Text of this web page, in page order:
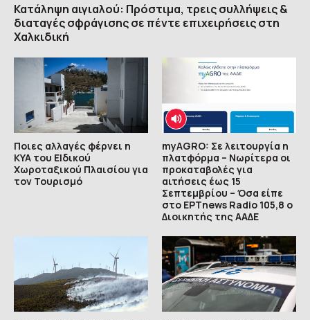
Κατάληψη αιγιαλού: Πρόστιμα, τρεις συλλήψεις &
διαταγές σφράγισης σε πέντε επιχειρήσεις στη
Χαλκιδική
Ποιες αλλαγές φέρνει η
ΚΥΑ του ΕΙδικού
Χωροταξικού Πλαισίου για
τον Τουρισμό
myAGRO: Σε λειτουργία η
πλατφόρμα – Νωρίτερα οι
προκαταβολές για
αιτήσεις έως 15
Σεπτεμβρίου – Όσα είπε
στο ΕΡΤnews Radio 105,8 ο
Διοικητής της ΑΑΔΕ